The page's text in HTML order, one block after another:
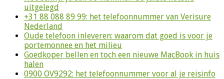
uitgelegd
+31 88 088 89 99: het telefoonnummer van Verisure
Nederland
Oude telefoon inleveren: waarom dat goed is voor je
portemonnee en het milieu
Goedkoper bellen en toch een nieuwe MacBook in huis
halen
0900 OV9292: het telefoonnummer voor al je reisinfo